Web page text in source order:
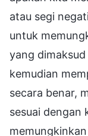
atau segi
untuk
yang
kemudian
secara benar,
sesuai dengan